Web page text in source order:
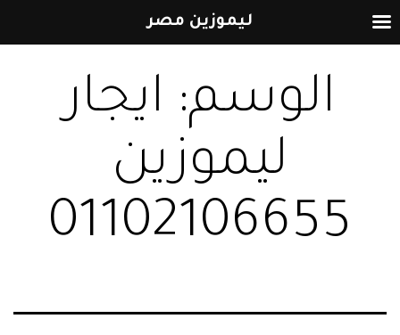
إلى
المحتوىالوسم: ايجار
ليموزين
01102106655
ليموزين مصر